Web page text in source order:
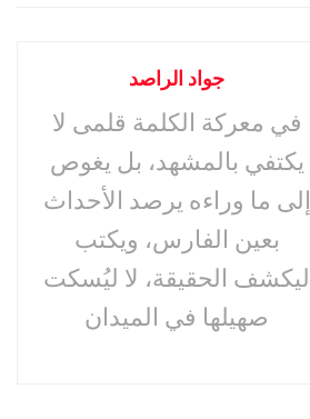
جواد الراصد
في معركة الكلمة قلمى لا
يكتفي بالمشهد، بل يغوص
إلى ما وراءه يرصد الأحداث
بعين الفارس، ويكتب
ليكشف الحقيقة، لا ليُسكت
صهيلها في الميدان